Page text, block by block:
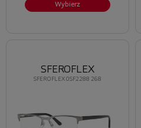
Wybierz
SFEROFLEX 0SF2288 268
SFEROFLEX